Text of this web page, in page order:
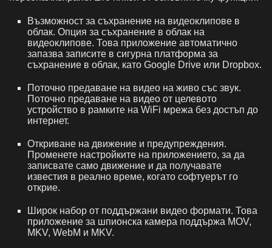
Възможност за съхранение на видеоклипове в
облак. Опция за съхранение в облак на
видеоклипове. Това приложение автоматично
запазва записите в сигурна платформа за
съхранение в облак, като Google Drive или Dropbox.
Поточно предаване на видео на живо със звук.
Поточно предаване на видео от целевото
устройство в рамките на WiFi мрежа без достъп до
интернет.
Откриване на движение и предупреждения.
Променете настройките на приложението, за да
записвате само движение и да получавате
известия в реално време, когато софтуерът го
открие.
Широк набор от поддържани видео формати. Това
приложение за шпионска камера поддържа MOV,
MKV, WebM и MKV.